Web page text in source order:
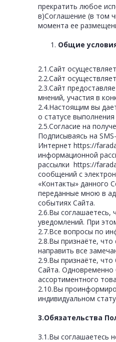
прекратить любое
в)Соглашение (в том
момента ее
Общие
2.1.Сайт
2.2.Сайт
2.3.Сайт
мнений, участия в
2.4.Настоящим вы
о статусе
2.5.Согласие на
Подписываясь на
Интернет https://
информационной
рассылки https://
сообщений с
«Контакты» данного
переданные мною в
событиях Сайта.
2.6.Вы соглашаетесь,
уведомлений. При
2.7.Все вопросы по
2.8.Вы признаёте,
направить все
2.9.Вы признаёте,
Сайта. Одновременно
ассортиментного
2.10.Вы
индивидуальном
3.Обязательства
3.1.Вы соглашаетесь